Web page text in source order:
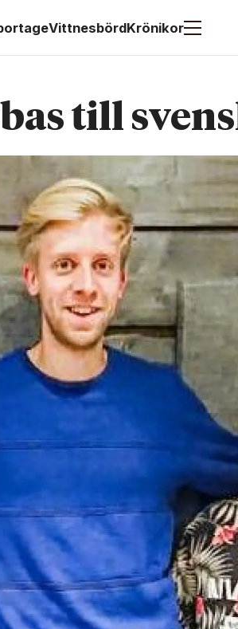
VittnesbördKrönikor
till